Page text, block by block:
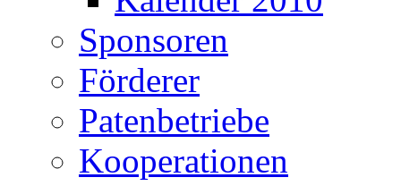
Sponsoren
Förderer
Patenbetriebe
Kooperationen